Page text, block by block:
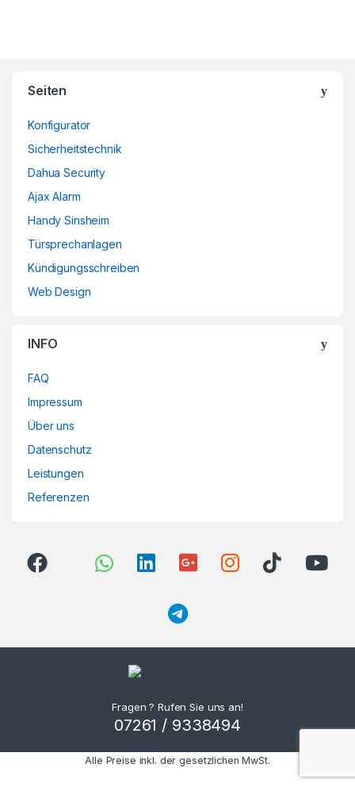
Seiten
Konfigurator
Sicherheitstechnik
Dahua Security
Ajax Alarm
Handy Sinsheim
Türsprechanlagen
Kündigungsschreiben
Web Design
INFO
FAQ
Impressum
Über uns
Datenschutz
Leistungen
Referenzen
Fragen ? Rufen Sie uns an!
07261 / 9338494
Alle Preise inkl. der gesetzlichen MwSt.